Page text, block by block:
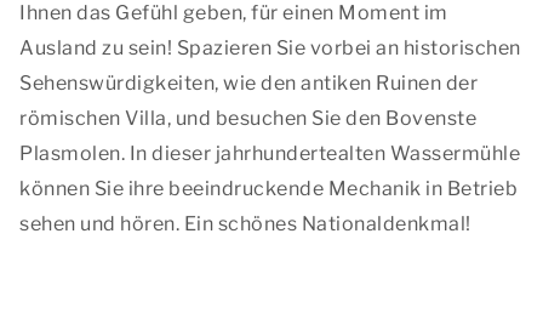
Ihnen das Gefühl geben, für einen Moment im
Ausland zu sein! Spazieren Sie vorbei an historischen
Sehenswürdigkeiten, wie den antiken Ruinen der
römischen Villa, und besuchen Sie den Bovenste
Plasmolen. In dieser jahrhundertealten Wassermühle
können Sie ihre beeindruckende Mechanik in Betrieb
sehen und hören. Ein schönes Nationaldenkmal!